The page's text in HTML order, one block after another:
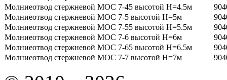
Молниеотвод стержневой МОС 7-45 высотой H=4.5м
Молниеотвод стержневой МОС 7-5 высотой H=5м
Молниеотвод стержневой МОС 7-55 высотой H=5.5м
Молниеотвод стержневой МОС 7-6 высотой H=6м
Молниеотвод стержневой МОС 7-65 высотой H=6.5м
Молниеотвод стержневой МОС 7-7 высотой H=7м